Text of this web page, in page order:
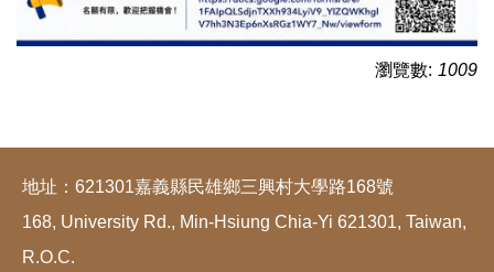
瀏覽數: 1009
地址：621301嘉義縣民雄鄉三興村大學路168號
168, University Rd., Min-Hsiung Chia-Yi 621301, Taiwan,
R.O.C.